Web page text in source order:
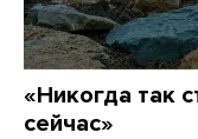
«Никогда так
сейчас»